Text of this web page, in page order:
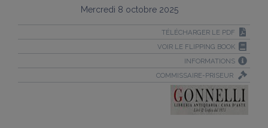
Mercredi 8 octobre 2025
TÉLÉCHARGER LE PDF
VOIR LE FLIPPING BOOK
INFORMATIONS
COMMISSAIRE-PRISEUR